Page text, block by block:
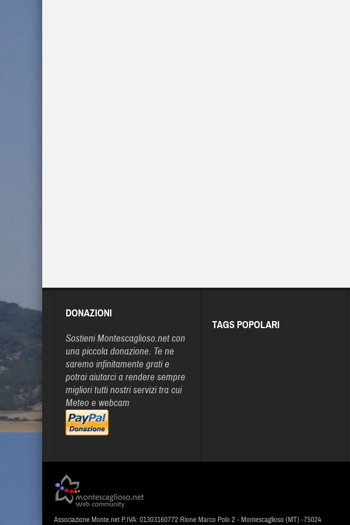
DONAZIONI
Sostieni Montescaglioso.net con
una piccola donazione. Te ne
saremo infinitamente grati e
potrai aiutarci a rendere sempre
migliori tutti nostri servizi tra cui
Meteo e webcam
TAGS POPOLARI
Associazione Monte.net P.IVA: 01303160772 Rione Marco Polo 2 - Montescaglioso (MT) -75024